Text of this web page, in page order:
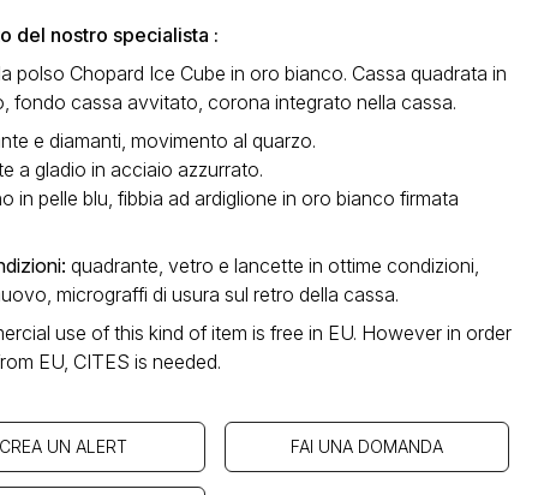
del nostro specialista :
polso Chopard Ice Cube in oro bianco. Cassa quadrata in
fondo cassa avvitato, corona integrato nella cassa.
e diamanti, movimento al quarzo.
a gladio in acciaio azzurrato.
in pelle blu, fibbia ad ardiglione in oro bianco firmata
:quadrante, vetro e lancette in ottime condizioni,
micrograffi di usura sul retro della cassa.
use of this kind of item is free in EU. However in order
EU, CITES is needed.
CREA UN ALERT FAI UNA DOMANDA